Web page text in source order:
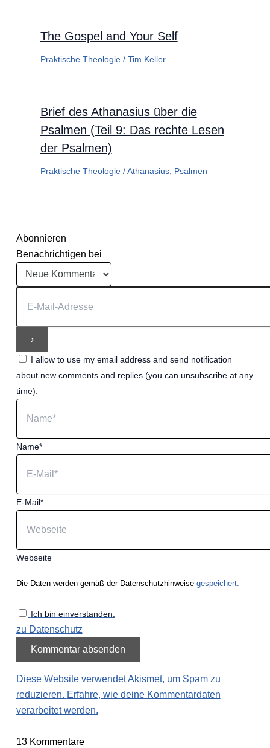
The Gospel and Your Self
Praktische Theologie/ Tim Keller
Brief des Athanasius über die
Psalmen (Teil 9: Das rechte Lesen
der Psalmen)
Praktische Theologie/Athanasius, Psalmen
Abonnieren
Benachrichtigen bei
I allow to use my email address and send notification
about new comments and replies (you can unsubscribe at any
time).
Name*
E-Mail*
Webseite
Die Daten werden gemäß der Datenschutzhinweise gespeichert.
Ich bin einverstanden.
zu Datenschutz
Diese Website verwendet Akismet, um Spam zu
reduzieren. Erfahre, wie deine Kommentardaten
verarbeitet werden.
13Kommentare